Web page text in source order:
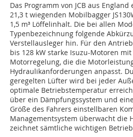
Das Programm von JCB aus
21,3 t wiegenden Mobilbagger
1,5 m³ Löffelinhalt. Die bei allen
Typenbezeichnung folgende
Verstellausleger hin. Für den
bis 128 kW starke Isuzu-Motoren
Motorregelung, die die
Hydraulikanforderungen anpasst.
geregelten Lüfter wird bei jeder
optimale Betriebstemperatur
über ein Dämpfungssystem und
Größe des Fahrers einstellbaren
Managementsystem überwacht die
zeichnet sämtliche wichtigen